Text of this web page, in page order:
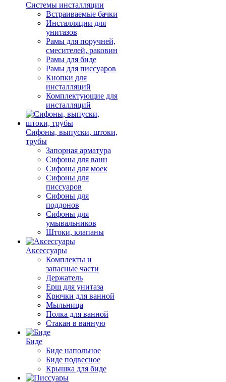
Системы инсталляции
Встраиваемые бачки
Инсталляции для
унитазов
Рамы для поручней,
смесителей, раковин
Рамы для биде
Рамы для писсуаров
Кнопки для
инсталляций
Комплектующие для
инсталляций
Сифоны, выпуски, штоки,
трубы
Запорная арматура
Сифоны для ванн
Сифоны для моек
Сифоны для
писсуаров
Сифоны для
поддонов
Сифоны для
умывальников
Штоки, клапаны
Аксессуары
Комплекты и
запасные части
Держатель
Ерш для унитаза
Крючки для ванной
Мыльница
Полка для ванной
Стакан в ванную
Биде
Биде напольное
Биде подвесное
Крышка для биде